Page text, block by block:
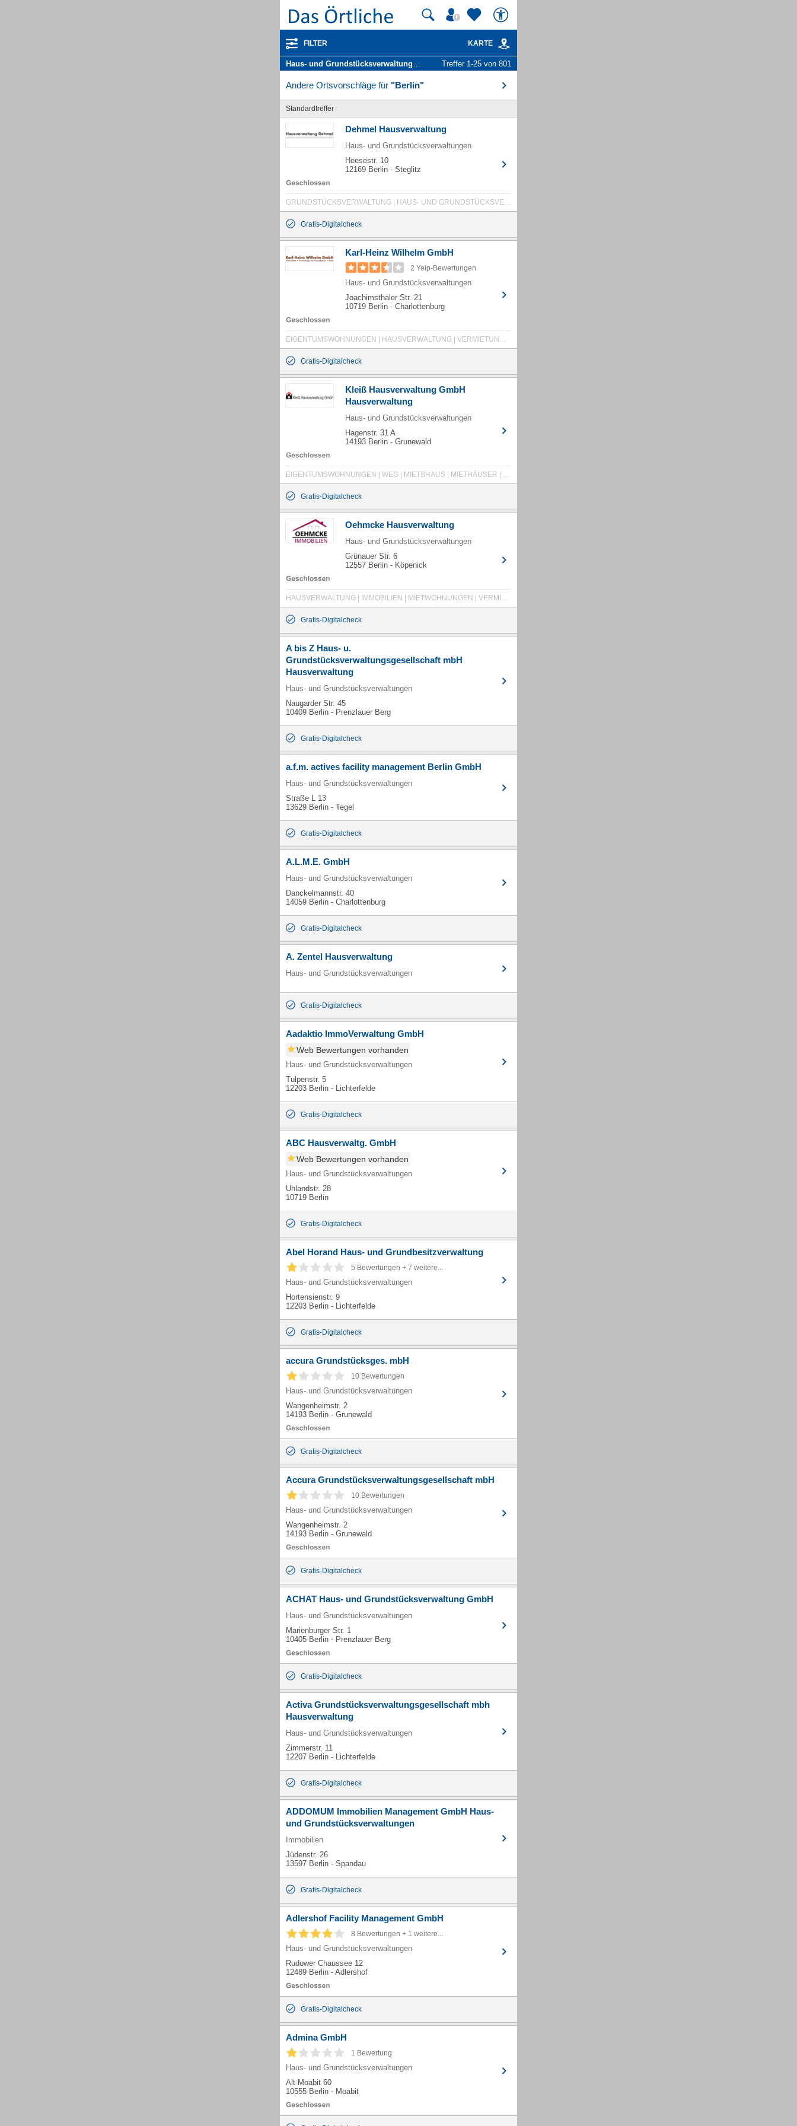
FILTER KARTE
Haus- und Grundstücksverwaltungen in BerlinTreffer 1-25 von 801
Andere Ortsvorschläge für "Berlin"
Standardtreffer
Dehmel Hausverwaltung
Haus- und Grundstücksverwaltungen
Heesestr. 10
12169 Berlin - Steglitz
GRUNDSTÜCKSVERWALTUNG | HAUS- UND GRUNDSTÜCKSVERWALTUNG | HAUSVERWALTUNG | IMMOBILIENVERWALTUNG
Gratis-Digitalcheck
Karl-Heinz Wilhelm GmbH
2 Yelp-Bewertungen
Haus- und Grundstücksverwaltungen
Joachimsthaler Str. 21
10719 Berlin - Charlottenburg
EIGENTUMSWOHNUNGEN | HAUSVERWALTUNG | VERMIETUNGEN | IMMOBILIEN | VERWALTUNG VON GRUNDBESITZ
Gratis-Digitalcheck
Kleiß Hausverwaltung GmbH
Hausverwaltung
Haus- und Grundstücksverwaltungen
Hagenstr. 31 A
14193 Berlin - Grunewald
EIGENTUMSWOHNUNGEN | WEG | MIETSHAUS | MIETHÄUSER | EIGENTUMSWOHNUNG | WOHNUNGSEIGENTUM
Gratis-Digitalcheck
Oehmcke Hausverwaltung
Haus- und Grundstücksverwaltungen
Grünauer Str. 6
12557 Berlin - Köpenick
HAUSVERWALTUNG | IMMOBILIEN | MIETWOHNUNGEN | VERMIETUNGEN | MIETSHÄUSER | MEHRFAMILIENHÄUSER | MFH
Gratis-Digitalcheck
A bis Z Haus- u.
Grundstücksverwaltungsgesellschaft mbH
Hausverwaltung
Haus- und Grundstücksverwaltungen
Naugarder Str. 45
10409 Berlin - Prenzlauer Berg
Gratis-Digitalcheck
a.f.m. actives facility management Berlin GmbH
Haus- und Grundstücksverwaltungen
Straße L 13
13629 Berlin - Tegel
Gratis-Digitalcheck
A.L.M.E. GmbH
Haus- und Grundstücksverwaltungen
Danckelmannstr. 40
14059 Berlin - Charlottenburg
Gratis-Digitalcheck
A. Zentel Hausverwaltung
Haus- und Grundstücksverwaltungen
Gratis-Digitalcheck
Aadaktio ImmoVerwaltung GmbH
Web Bewertungen vorhanden
Haus- und Grundstücksverwaltungen
Tulpenstr. 5
12203 Berlin - Lichterfelde
Gratis-Digitalcheck
ABC Hausverwaltg. GmbH
Web Bewertungen vorhanden
Haus- und Grundstücksverwaltungen
Uhlandstr. 28
10719 Berlin
Gratis-Digitalcheck
Abel Horand Haus- und Grundbesitzverwaltung
5 Bewertungen + 7 weitere...
Haus- und Grundstücksverwaltungen
Hortensienstr. 9
12203 Berlin - Lichterfelde
Gratis-Digitalcheck
accura Grundstücksges. mbH
10 Bewertungen
Haus- und Grundstücksverwaltungen
Wangenheimstr. 2
14193 Berlin - Grunewald
Gratis-Digitalcheck
Accura Grundstücksverwaltungsgesellschaft mbH
10 Bewertungen
Haus- und Grundstücksverwaltungen
Wangenheimstr. 2
14193 Berlin - Grunewald
Gratis-Digitalcheck
ACHAT Haus- und Grundstücksverwaltung GmbH
Haus- und Grundstücksverwaltungen
Marienburger Str. 1
10405 Berlin - Prenzlauer Berg
Gratis-Digitalcheck
Activa Grundstücksverwaltungsgesellschaft mbh
Hausverwaltung
Haus- und Grundstücksverwaltungen
Zimmerstr. 11
12207 Berlin - Lichterfelde
Gratis-Digitalcheck
ADDOMUM Immobilien Management GmbH Haus-
und Grundstücksverwaltungen
Immobilien
Jüdenstr. 26
13597 Berlin - Spandau
Gratis-Digitalcheck
Adlershof Facility Management GmbH
8 Bewertungen + 1 weitere...
Haus- und Grundstücksverwaltungen
Rudower Chaussee 12
12489 Berlin - Adlershof
Gratis-Digitalcheck
Admina GmbH
1 Bewertung
Haus- und Grundstücksverwaltungen
Alt-Moabit 60
10555 Berlin - Moabit